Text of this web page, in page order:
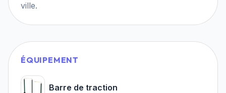
ville.
ÉQUIPEMENT
Barre de traction